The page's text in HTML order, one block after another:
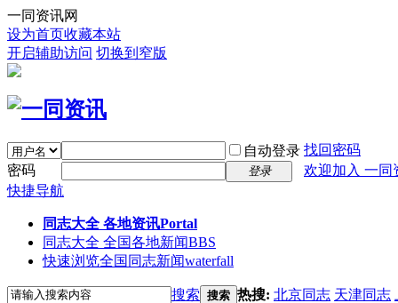
一同资讯网
设为首页收藏本站
开启辅助访问 切换到窄版
自动登录 找回密码
密码
登录
欢迎加入 一同
快捷导航
同志大全 各地资讯Portal
同志大全 全国各地新闻BBS
快速浏览全国同志新闻waterfall
搜索 搜索 热搜: 北京同志 天津同志